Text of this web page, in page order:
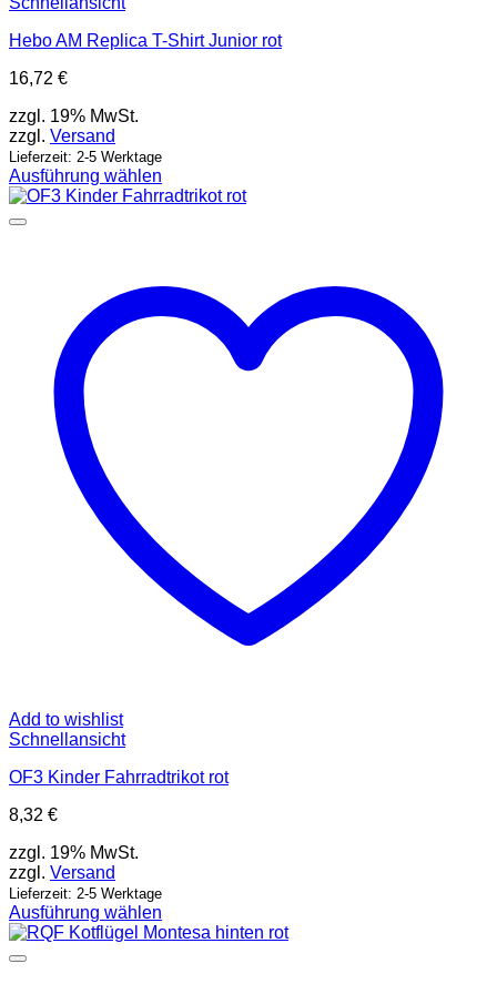
Hebo AM Replica T-Shirt Junior rot
16,72 €
zzgl. 19% MwSt.
zzgl. Versand
Lieferzeit: 2-5 Werktage
Ausführung wählen
Dieses
Produkt
Optionen
können
Produktseite
gewählt
werden
Add to wishlist
Schnellansicht
OF3 Kinder Fahrradtrikot rot
8,32 €
zzgl. 19% MwSt.
zzgl. Versand
Lieferzeit: 2-5 Werktage
Ausführung wählen
Dieses
Produkt